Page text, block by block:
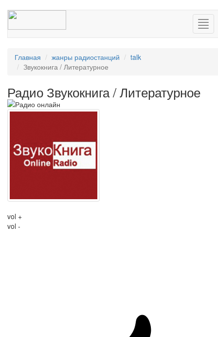
Главная жанры радиостанций
talk
Звукокнига / Литературное
Радио Звукокнига / Литературное
vol +
vol -